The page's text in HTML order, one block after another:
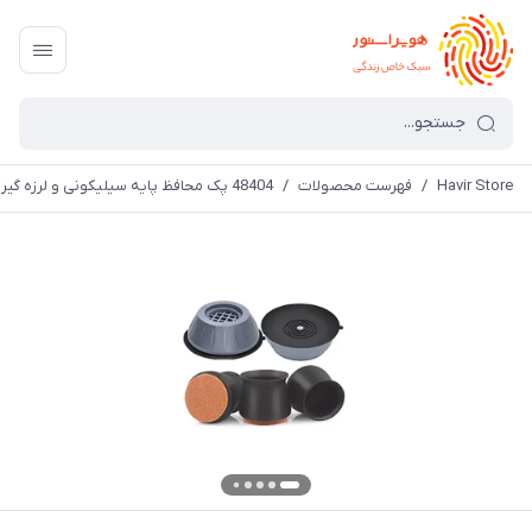
Havir Store
/ فهرست محصولات / 48404 پک محافظ پایه سیلیکونی و لرزه گیر ماشین لباسشویی